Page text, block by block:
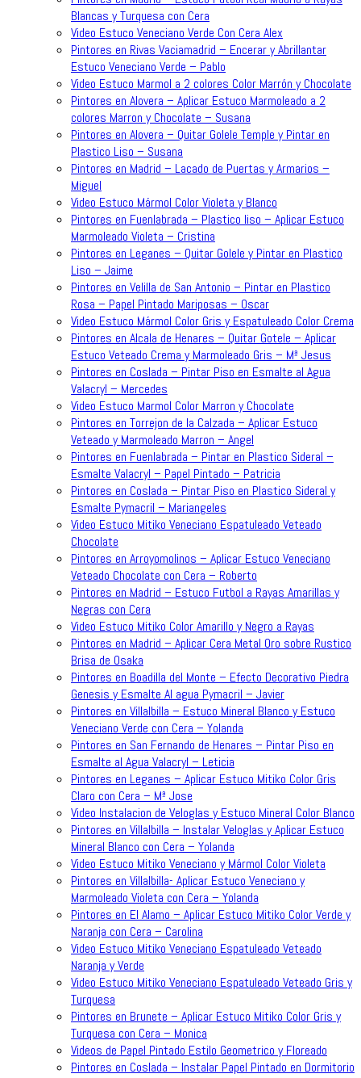
Blancas y Turquesa con Cera
Video Estuco Veneciano Verde Con Cera Alex
Pintores en Rivas Vaciamadrid – Encerar y Abrillantar
Estuco Veneciano Verde – Pablo
Video Estuco Marmol a 2 colores Color Marrón y Chocolate
Pintores en Alovera – Aplicar Estuco Marmoleado a 2
colores Marron y Chocolate – Susana
Pintores en Alovera – Quitar Golele Temple y Pintar en
Plastico Liso – Susana
Pintores en Madrid – Lacado de Puertas y Armarios –
Miguel
Video Estuco Mármol Color Violeta y Blanco
Pintores en Fuenlabrada – Plastico liso – Aplicar Estuco
Marmoleado Violeta – Cristina
Pintores en Leganes – Quitar Golele y Pintar en Plastico
Liso – Jaime
Pintores en Velilla de San Antonio – Pintar en Plastico
Rosa – Papel Pintado Mariposas – Oscar
Video Estuco Mármol Color Gris y Espatuleado Color Crema
Pintores en Alcala de Henares – Quitar Gotele – Aplicar
Estuco Veteado Crema y Marmoleado Gris – Mª Jesus
Pintores en Coslada – Pintar Piso en Esmalte al Agua
Valacryl – Mercedes
Video Estuco Marmol Color Marron y Chocolate
Pintores en Torrejon de la Calzada – Aplicar Estuco
Veteado y Marmoleado Marron – Angel
Pintores en Fuenlabrada – Pintar en Plastico Sideral –
Esmalte Valacryl – Papel Pintado – Patricia
Pintores en Coslada – Pintar Piso en Plastico Sideral y
Esmalte Pymacril – Mariangeles
Video Estuco Mitiko Veneciano Espatuleado Veteado
Chocolate
Pintores en Arroyomolinos – Aplicar Estuco Veneciano
Veteado Chocolate con Cera – Roberto
Pintores en Madrid – Estuco Futbol a Rayas Amarillas y
Negras con Cera
Video Estuco Mitiko Color Amarillo y Negro a Rayas
Pintores en Madrid – Aplicar Cera Metal Oro sobre Rustico
Brisa de Osaka
Pintores en Boadilla del Monte – Efecto Decorativo Piedra
Genesis y Esmalte Al agua Pymacril – Javier
Pintores en Villalbilla – Estuco Mineral Blanco y Estuco
Veneciano Verde con Cera – Yolanda
Pintores en San Fernando de Henares – Pintar Piso en
Esmalte al Agua Valacryl – Leticia
Pintores en Leganes – Aplicar Estuco Mitiko Color Gris
Claro con Cera – Mª Jose
Video Instalacion de Veloglas y Estuco Mineral Color Blanco
Pintores en Villalbilla – Instalar Veloglas y Aplicar Estuco
Mineral Blanco con Cera – Yolanda
Video Estuco Mitiko Veneciano y Mármol Color Violeta
Pintores en Villalbilla- Aplicar Estuco Veneciano y
Marmoleado Violeta con Cera – Yolanda
Pintores en El Alamo – Aplicar Estuco Mitiko Color Verde y
Naranja con Cera – Carolina
Video Estuco Mitiko Veneciano Espatuleado Veteado
Naranja y Verde
Video Estuco Mitiko Veneciano Espatuleado Veteado Gris y
Turquesa
Pintores en Brunete – Aplicar Estuco Mitiko Color Gris y
Turquesa con Cera – Monica
Videos de Papel Pintado Estilo Geometrico y Floreado
Pintores en Coslada – Instalar Papel Pintado en Dormitorio